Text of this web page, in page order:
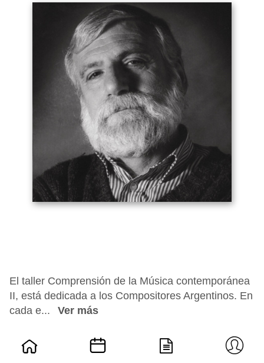
El taller Comprensión de la Música contemporánea
II, está dedicada a los Compositores Argentinos. En
cada e...
Ver más